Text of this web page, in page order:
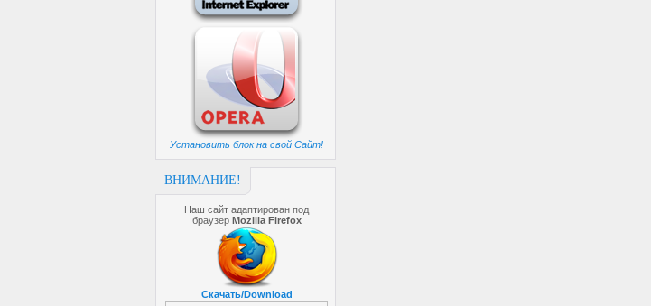
Установить блок на свой Сайт!
ВНИМАНИЕ!
Наш сайт адаптирован под
браузер Mozilla Firefox
Скачать/Download